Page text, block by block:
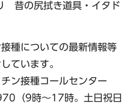
昔の尻拭き道具・イタド
種についての最新情報等
ています。
チン接種コールセンター
（9時〜17時。土日祝日